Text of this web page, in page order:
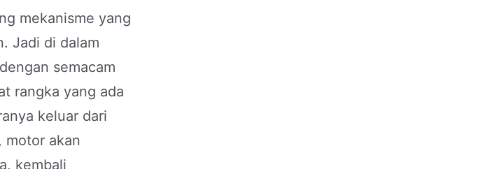
mekanisme yang
Jadi di dalam
semacam
rangka yang ada
keluar dari
motor akan
kembali